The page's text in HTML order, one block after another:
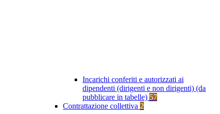
Incarichi conferiti e autorizzati ai
dipendenti (dirigenti e non dirigenti) (da
pubblicare in tabelle) 57
Contrattazione collettiva 2